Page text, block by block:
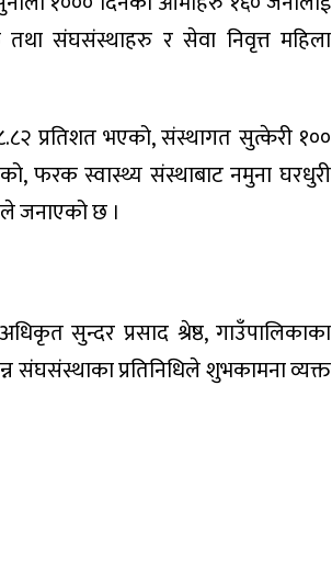
तथा संघसंस्थाहरु र सेवा निवृत्त महिला
प्रतिशत भएको, संस्थागत सुत्केरी १००
फरक स्वास्थ्य संस्थाबाट नमुना घरधुरी
जनाएको छ ।
सुन्दर प्रसाद श्रेष्ठ, गाउँपालिकाका
संघसंस्थाका प्रतिनिधिले शुभकामना व्यक्त